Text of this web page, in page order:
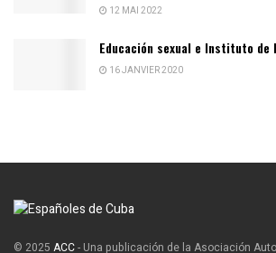
12 MAI 2022
Educación sexual e Instituto de
16 JANVIER 2020
© 2025 ACC- Una publicación de la Asociación